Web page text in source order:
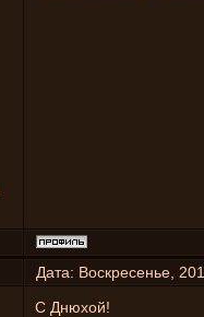
Дата: Воскресенье,
С Днюхой!